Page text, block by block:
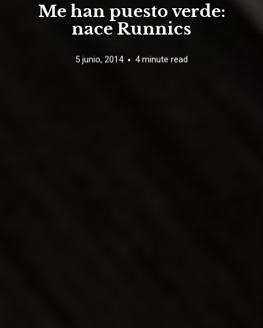
Me han puesto verde:
nace Runnics
5 junio, 2014 4 minute read